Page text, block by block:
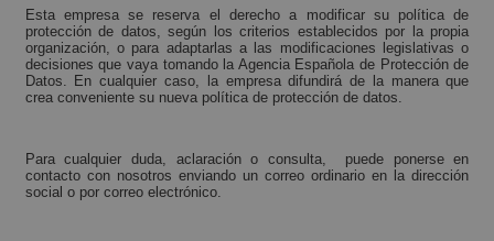
Esta empresa se reserva el derecho a modificar su política de
protección de datos, según los criterios establecidos por la propia
organización, o para adaptarlas a las modificaciones legislativas o
decisiones que vaya tomando la Agencia Española de Protección de
Datos. En cualquier caso, la empresa difundirá de la manera que
crea conveniente su nueva política de protección de datos.
Para cualquier duda, aclaración o consulta, puede ponerse en
contacto con nosotros enviando un correo ordinario en la dirección
social o por correo electrónico.